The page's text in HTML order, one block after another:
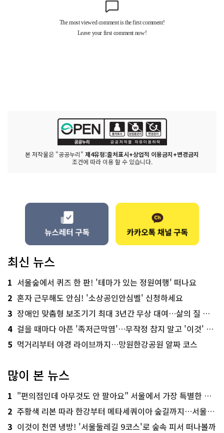
본 저작물은 "공공누리" 제4유형:출처표시+상업적 이용금지+변경금지
조건에 따라 이용 할 수 있습니다.
최신 뉴스
1 서울숲에서 퀴즈 한 판! '테마가 있는 정원여행' 떠나요
2 혼자 근무해도 안심! '소상공인안심벨' 신청하세요
3 장애인 맞춤형 보조기기 최대 3년간 무상 대여…삶의 질 높인다
4 걸을 때마다 아픈 '족저근막염'…무작정 참지 말고 '이것' 해보세요!
5 먹거리부터 야경 라이브까지…망원한강공원 알짜 코스
많이 본 뉴스
1 "편의점인데 아무것도 안 팔아요" 서울에서 가장 특별한 편의점의 정체
2 주황색 리본 따라 한강부터 메타세쿼이아 숲길까지…서울둘레길 15코스
3 이것이 천연 냉방! '서울둘레길 9코스'로 숲속 피서 떠나볼까